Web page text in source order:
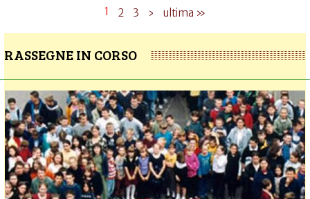
1 2 3 › ultima »
RASSEGNE IN CORSO